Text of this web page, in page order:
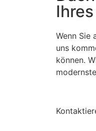
Wenn Sie
uns
können.